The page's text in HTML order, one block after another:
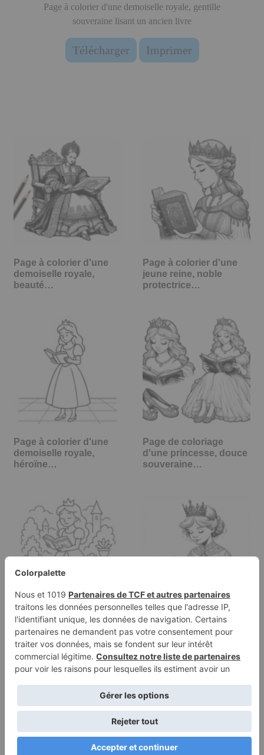
Page à colorier d'une demoiselle royale, gentille
souveraine lisant un ancien livre
Télécharger Imprimer
Page à colorier d'une
demoiselle royale,
beauté…
Page à colorier d'une
jeune reine, noble
protectrice…
Page à colorier d'une
demoiselle royale,
héroïne…
Page de coloriage
d'une princesse, douce
souveraine…
Page à colorier d'une
héroïne de conte de
fées,…
Page de coloriage
d'une jeune reine,
leader…